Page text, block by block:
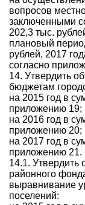
вопросов
заключенными
202,3 тыс.
плановый
рублей, 2017
согласно
14. Утвердить
бюджетам
на 2015 год в
приложению 19;
на 2016 год в
приложению 20;
на 2017 год в
приложению 21.
14.1. Утвердить
районного
выравнивание
поселений: